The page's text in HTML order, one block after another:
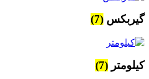
گیربکس (7)
کیلومتر (7)